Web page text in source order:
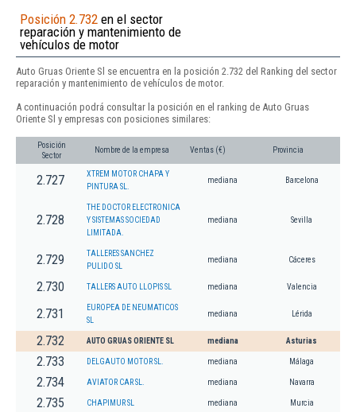
Posición 2.732 en el sector
reparación y mantenimiento de
vehículos de motor
Auto Gruas Oriente Sl se encuentra en la posición 2.732 del Ranking del sector
reparación y mantenimiento de vehículos de motor.
A continuación podrá consultar la posición en el ranking de Auto Gruas
Oriente Sl y empresas con posiciones similares:
Posición
Sector
Nombre de la empresa Ventas (€) Provincia
2.727
XTREM MOTOR CHAPA Y
PINTURA SL.
mediana Barcelona
2.728
THE DOCTOR ELECTRONICA
Y SISTEMAS SOCIEDAD
LIMITADA.
mediana Sevilla
2.729
TALLERES SANCHEZ
PULIDO SL
mediana Cáceres
2.730 TALLERS AUTO LLOPIS SL mediana Valencia
2.731
EUROPEA DE NEUMATICOS
SL
mediana Lérida
2.732 AUTO GRUAS ORIENTE SL mediana Asturias
2.733 DELGAUTO MOTOR SL. mediana Málaga
2.734 AVIATOR CAR SL. mediana Navarra
2.735 CHAPIMUR SL mediana Murcia